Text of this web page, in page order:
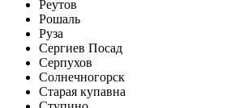
Реутов
Рошаль
Руза
Сергиев Посад
Серпухов
Солнечногорск
Старая купавна